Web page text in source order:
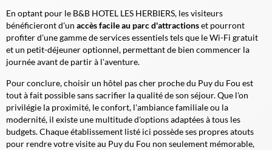
En optant pour le B&B HOTEL LES HERBIERS, les visiteurs
bénéficieront d'un accès facile au parc d'attractionset pourront
profiter d'une gamme de services essentiels tels que le Wi-Fi gratuit
et un petit-déjeuner optionnel, permettant de bien commencer la
journée avant de partir à l'aventure.
Pour conclure, choisir un hôtel pas cher proche du Puy du Fou est
tout à fait possible sans sacrifier la qualité de son séjour. Que l'on
privilégie la proximité, le confort, l'ambiance familiale ou la
modernité, il existe une multitude d'options adaptées à tous les
budgets. Chaque établissement listé ici possède ses propres atouts
pour rendre votre visite au Puy du Fou non seulement mémorable,